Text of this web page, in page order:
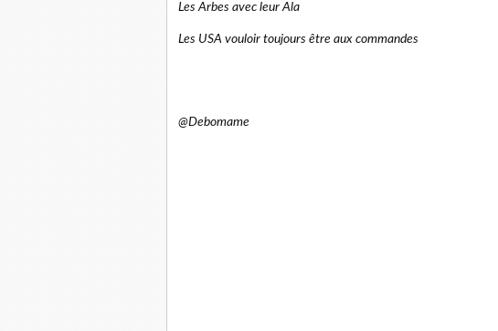
Les Arbes avec leur Ala
Les USA vouloir toujours être aux commandes
@Debomame